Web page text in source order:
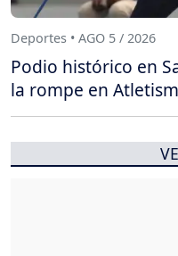
Deportes • AGO 5 / 2026
Podio histórico en
la rompe en